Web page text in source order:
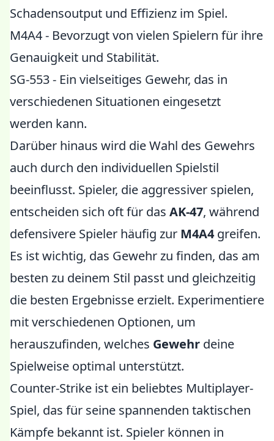
Schadensoutput und Effizienz im Spiel.
M4A4 - Bevorzugt von vielen Spielern für ihre
Genauigkeit und Stabilität.
SG-553 - Ein vielseitiges Gewehr, das in
verschiedenen Situationen eingesetzt
werden kann.
Darüber hinaus wird die Wahl des Gewehrs
auch durch den individuellen Spielstil
beeinflusst. Spieler, die aggressiver spielen,
entscheiden sich oft für das AK-47, während
defensivere Spieler häufig zur M4A4 greifen.
Es ist wichtig, das Gewehr zu finden, das am
besten zu deinem Stil passt und gleichzeitig
die besten Ergebnisse erzielt. Experimentiere
mit verschiedenen Optionen, um
herauszufinden, welches Gewehr deine
Spielweise optimal unterstützt.
Counter-Strike ist ein beliebtes Multiplayer-
Spiel, das für seine spannenden taktischen
Kämpfe bekannt ist. Spieler können in